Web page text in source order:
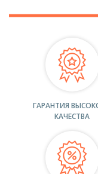
ГАРАНТИЯ
КАЧЕСТВА